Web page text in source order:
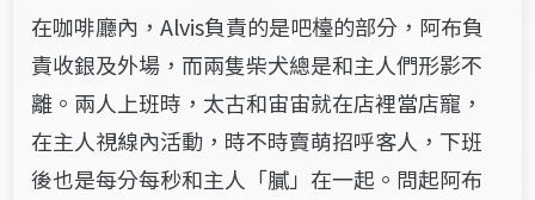
在咖啡廳內，Alvis負責的是吧檯的部分，阿布負
責收銀及外場，而兩隻柴犬總是和主人們形影不
離。兩人上班時，太古和宙宙就在店裡當店寵，
在主人視線內活動，時不時賣萌招呼客人，下班
後也是每分每秒和主人「膩」在一起。問起阿布